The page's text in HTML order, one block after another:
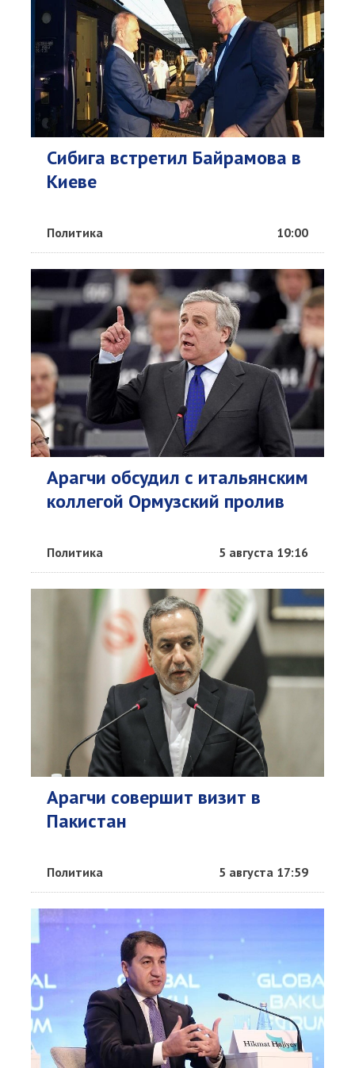
Сибига встретил Байрамова в
Киеве
Политика 10:00
Арагчи обсудил с итальянским
коллегой Ормузский пролив
Политика 5 августа 19:16
Арагчи совершит визит в
Пакистан
Политика 5 августа 17:59